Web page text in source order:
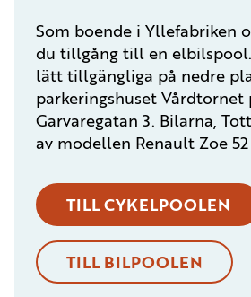
Som boende i Yllefabriken
du tillgång till en
lätt tillgängliga på nedre
parkeringshuset Vårdtornet
Garvaregatan 3. Bilarna,
av modellen Renault Zoe
TILL CYKELPOOLEN
TILL BILPOOLEN